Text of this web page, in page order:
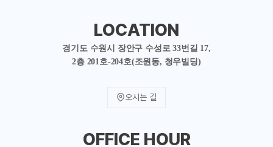
LOCATION
경기도 수원시 장안구 수성로 33번길 17,
2층 201호-204호(조원동, 청우빌딩)
오시는 길
OFFICE HOUR